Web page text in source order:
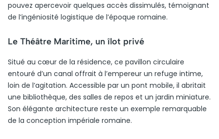
pouvez apercevoir quelques accès dissimulés, témoignant
de l’ingéniosité logistique de l’époque romaine.
Le Théâtre Maritime, un îlot privé
Situé au cœur de la résidence, ce pavillon circulaire
entouré d’un canal offrait à l’empereur un refuge intime,
loin de l’agitation. Accessible par un pont mobile, il abritait
une bibliothèque, des salles de repos et un jardin miniature.
Son élégante architecture reste un exemple remarquable
de la conception impériale romaine.